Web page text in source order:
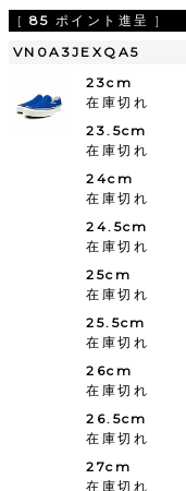
[ 85 ポイント進呈 ]
VN0A3JEXQA5
23cm
在庫切れ
23.5cm
在庫切れ
24cm
在庫切れ
24.5cm
在庫切れ
25cm
在庫切れ
25.5cm
在庫切れ
26cm
在庫切れ
26.5cm
在庫切れ
27cm
在庫切れ